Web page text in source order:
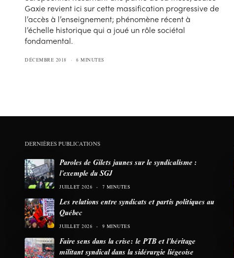
Gaxie revient ici sur cette massification progressive de
l’accès à l’enseignement; phénomène récent à
l’échelle historique qui a joué un rôle sociétal
fondamental.
DÉCEMBRE 2018 6 MINUTES
DERNIÈRES PUBLICATIONS
Paroles de Gilets jaunes sur le syndicalisme :
l’exemple du SGJ
JUILLET 2026 7 MINUTES
Les relations entre syndicats et partis politiques au
Québec
JUILLET 2026 9 MINUTES
Faire sens dans la crise: le PTB et l’héritage
militant syndical dans la sidérurgie liégeoise